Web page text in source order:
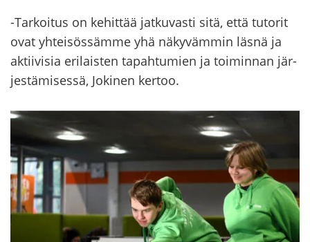
-​Tarkoitus on ke­hit­tää jat­ku­vas­ti sitä, että tu­to­rit
ovat yh­tei­sös­säm­me yhä nä­ky­väm­min läsnä ja
ak­tii­vi­sia eri­lais­ten ta­pah­tu­mien ja toi­min­nan jär­
jes­tä­mi­ses­sä, Jo­ki­nen ker­too.